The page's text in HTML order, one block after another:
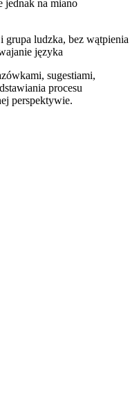
jednak na miano
grupa ludzka, bez wątpienia
języka
sugestiami,
procesu
perspektywie.